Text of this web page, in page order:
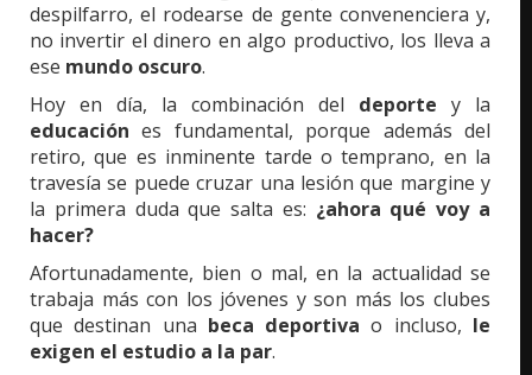
despilfarro, el rodearse de gente convenenciera y,
no invertir el dinero en algo productivo, los lleva a
ese mundo oscuro.
Hoy en día, la combinación del deporte y la
educación es fundamental, porque además del
retiro, que es inminente tarde o temprano, en la
travesía se puede cruzar una lesión que margine y
la primera duda que salta es: ¿ahora qué voy a
hacer?
Afortunadamente, bien o mal, en la actualidad se
trabaja más con los jóvenes y son más los clubes
que destinan una beca deportiva o incluso, le
exigen el estudio a la par.